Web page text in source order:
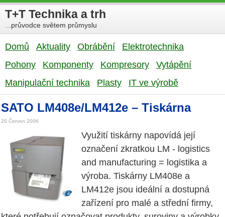
T+T Technika a trh
...průvodce světem průmyslu
Domů Aktuality Obrábění
Elektrotechnika
Pohony
Komponenty Kompresory
Vytápění
Manipulační technika
Plasty IT ve výrobě
SATO LM408e/LM412e – Tiskárna
20 Červen 2006
Využití tiskárny napovídá její
označení zkratkou LM - logistics
and manufacturing = logistika a
výroba. Tiskárny LM408e a
LM412e jsou ideální a dostupná
zařízení pro malé a střední firmy,